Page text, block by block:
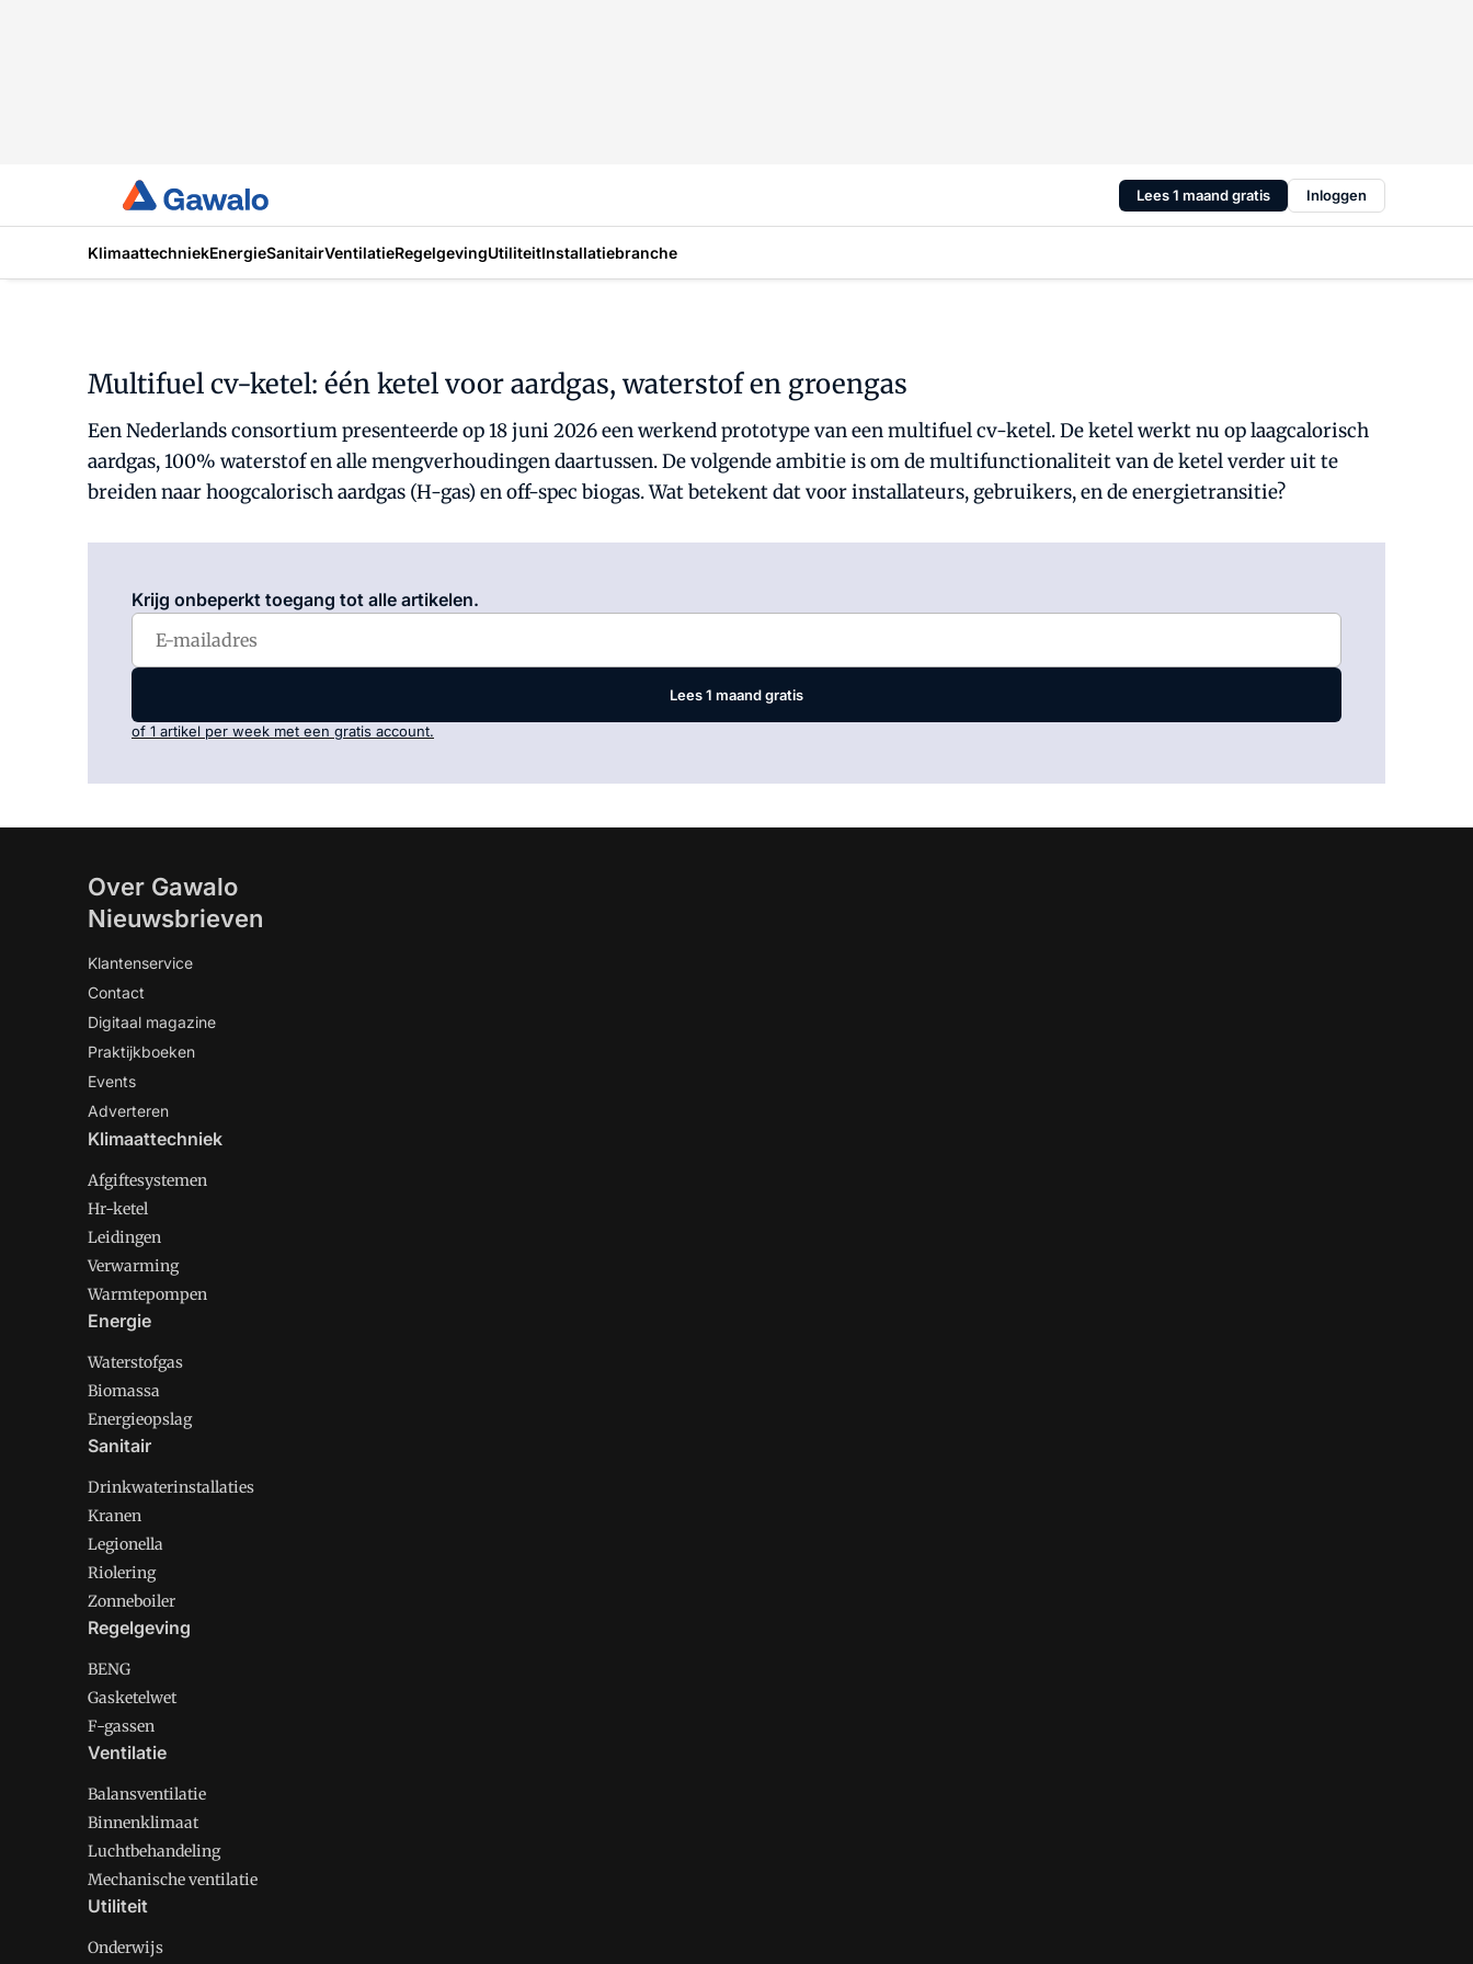
Lees 1 maand gratis Inloggen
KlimaattechniekEnergieSanitairVentilatieRegelgevingUtiliteitInstallatiebranche
Multifuel cv-ketel: één ketel voor aardgas, waterstof en groengas
Een Nederlands consortium presenteerde op 18 juni 2026 een werkend prototype van een multifuel cv-ketel. De ketel werkt nu op laagcalorisch
aardgas, 100% waterstof en alle mengverhoudingen daartussen. De volgende ambitie is om de multifunctionaliteit van de ketel verder uit te
breiden naar hoogcalorisch aardgas (H-gas) en off-spec biogas. Wat betekent dat voor installateurs, gebruikers, en de energietransitie?
Krijg onbeperkt toegang tot alle artikelen.
Lees 1 maand gratis
of 1 artikel per week met een gratis account.
Over Gawalo
Nieuwsbrieven
Klantenservice
Contact
Digitaal magazine
Praktijkboeken
Events
Adverteren
Klimaattechniek
Afgiftesystemen
Hr-ketel
Leidingen
Verwarming
Warmtepompen
Energie
Waterstofgas
Biomassa
Energieopslag
Sanitair
Drinkwaterinstallaties
Kranen
Legionella
Riolering
Zonneboiler
Regelgeving
BENG
Gasketelwet
F-gassen
Ventilatie
Balansventilatie
Binnenklimaat
Luchtbehandeling
Mechanische ventilatie
Utiliteit
Onderwijs